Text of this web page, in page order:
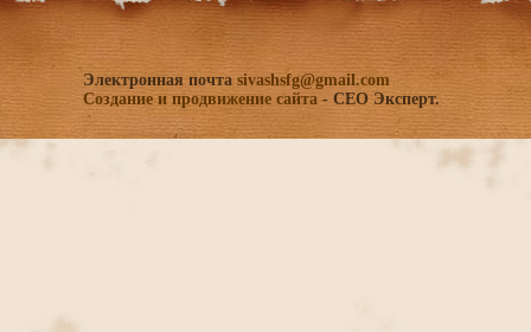
Электронная почта sivashsfg@gmail.com
Создание и продвижение сайта - СЕО Эксперт.